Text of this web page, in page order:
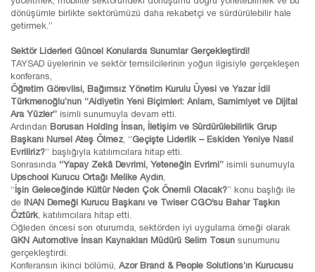
dönüşümle birlikte sektörümüzü daha rekabetçi ve sürdürülebilir hale
getirmek.”
Sektör Liderleri Güncel Konularda Sunumlar Gerçekleştirdi!
TAYSAD üyelerinin ve sektör temsilcilerinin yoğun ilgisiyle gerçekleşen
konferans,
Öğretim Görevlisi, Bağımsız Yönetim Kurulu Üyesi ve Yazar İdil
Türkmenoğlu’nun “Aidiyetin Yeni Biçimleri: Anlam, Samimiyet ve Dijital
Ara Yüzler” isimli sunumuyla devam etti.
Ardından Borusan Holding İnsan, İletişim ve Sürdürülebilirlik Grup
Başkanı Nursel Ateş Ölmez, “Geçişte Liderlik – Eskiden Yeniye Nasıl
Evriliriz?” başlığıyla katılımcılara hitap etti.
Sonrasında “Yapay Zekâ Devrimi, Yeteneğin Evrimi” isimli sunumuyla
Upschool Kurucu Ortağı Melike Aydın,
“İşin Geleceğinde Kültür Neden Çok Önemli Olacak?” konu başlığı ile
de INAN Derneği Kurucu Başkanı ve Twiser CGO’su Bahar Taşkın
Öztürk, katılımcılara hitap etti.
Öğleden öncesi son oturumda, sektörden iyi uygulama örneği olarak
GKN Automotive İnsan Kaynakları Müdürü Selim Tosun sunumunu
gerçekleştirdi.
Konferansın ikinci bölümü, Azor Brand & People Solutions’ın Kurucusu